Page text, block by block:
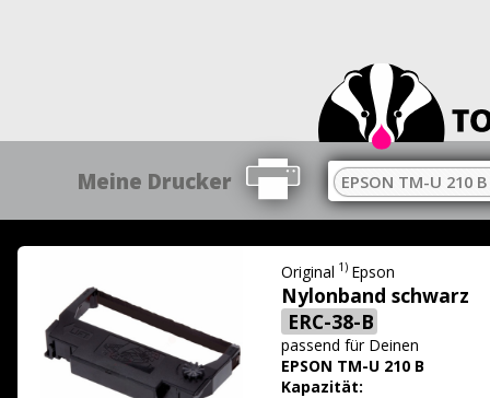
Meine Drucker EPSON TM-U 210 B
Original 1) Epson
Nylonband schwarz
ERC-38-B
passend für Deinen
EPSON TM-U 210 B
Kapazität: